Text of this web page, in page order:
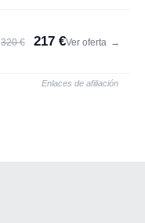
320 € 217 €Ver oferta →
Enlaces de afiliación